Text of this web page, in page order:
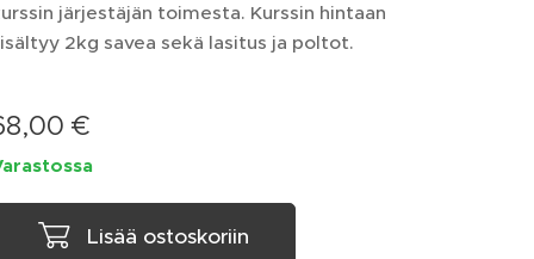
järjestäjän toimesta. Kurssin hintaan
2kg savea sekä lasitus ja poltot.
€
Lisää ostoskoriin